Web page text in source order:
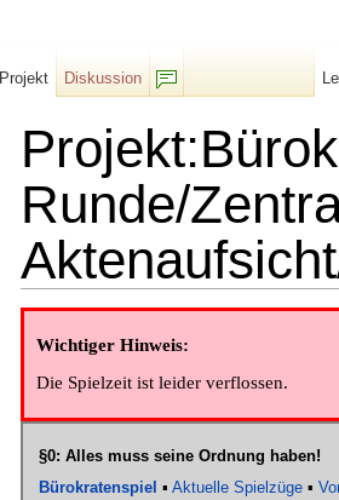
Runde/
Wichtiger Hinweis:
Die Spielzeit ist leider verflossen.
§0: Alles muss seine Ordnung haben!
Bürokratenspiel ▪ Aktuelle Spielzüge▪
Projekt
Diskussion